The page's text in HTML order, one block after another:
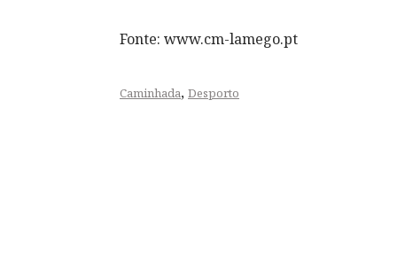
Fonte: www.cm-lamego.pt
Caminhada, Desporto